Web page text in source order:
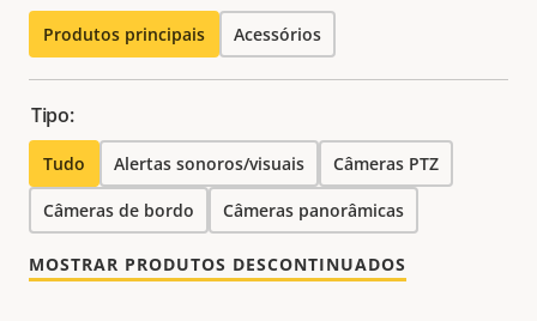
Produtos principais Acessórios
Tipo:
Tudo Alertas sonoros/visuais Câmeras PTZ
Câmeras de bordo Câmeras panorâmicas
MOSTRAR PRODUTOS DESCONTINUADOS